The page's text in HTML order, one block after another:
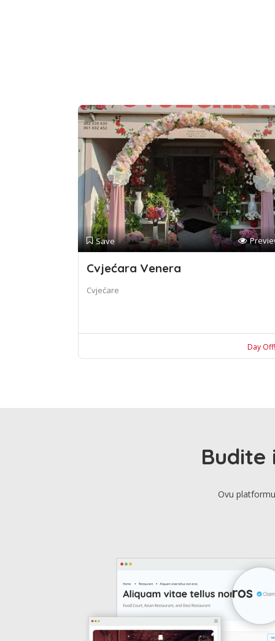
Save
Cvjećara Venera
Cvjećare
Day
Budite
Ovu